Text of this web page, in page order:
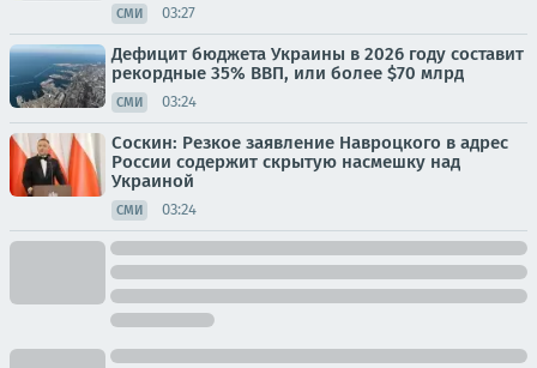
СМИ 03:27
Дефицит бюджета Украины в 2026 году составит
рекордные 35% ВВП, или более $70 млрд
СМИ 03:24
Соскин: Резкое заявление Навроцкого в адрес
России содержит скрытую насмешку над
Украиной
СМИ 03:24